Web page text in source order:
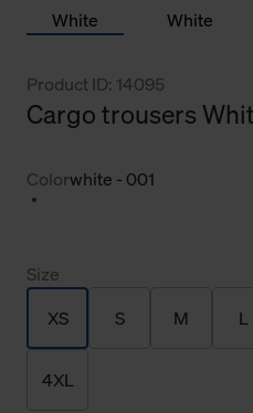
Product ID: 14095
Cargo trousers
Colorwhite - 001
Size
XS S M L
4XL